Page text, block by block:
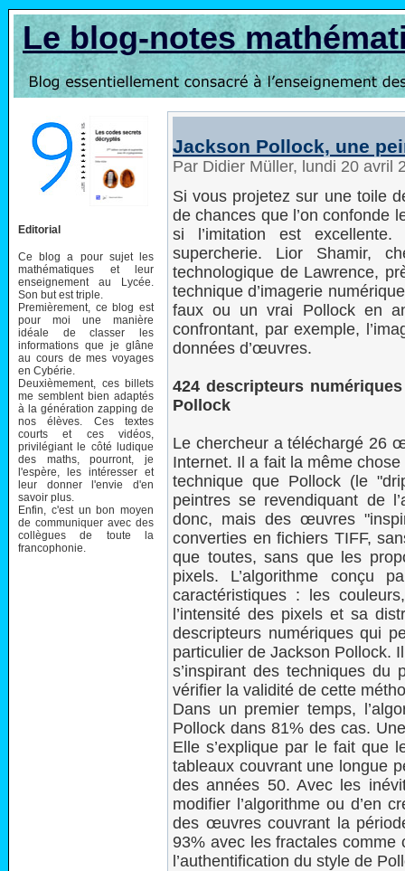
Le blog-notes
Editorial
Ce blog a pour sujet les
mathématiques et leur
enseignement au Lycée.
Son but est triple.
Premièrement, ce blog est
pour moi une manière
idéale de classer les
informations que je glâne
au cours de mes voyages
en Cybérie.
Deuxièmement, ces billets
me semblent bien adaptés
à la génération zapping de
nos élèves. Ces textes
courts et ces vidéos,
privilégiant le côté ludique
des maths, pourront, je
l'espère, les intéresser et
leur donner l'envie d'en
savoir plus.
Enfin, c'est un bon moyen
de communiquer avec des
collègues de toute la
francophonie.
Jackson Pollock, une
Par Didier Müller, lundi 20 avril
Si vous projetez sur une toile
de chances que l’on confonde
si l’imitation est excellente.
supercherie. Lior Shamir,
technologique de Lawrence,
technique d’imagerie
faux ou un vrai Pollock en
confrontant, par exemple,
données d’œuvres.
424 descripteurs
Pollock
Le chercheur a téléchargé 26
Internet. Il a fait la même
technique que Pollock (le
peintres se revendiquant de
donc, mais des œuvres
converties en fichiers TIFF,
que toutes, sans que les
pixels. L’algorithme conçu
caractéristiques : les
l’intensité des pixels et sa
descripteurs numériques qui
particulier de Jackson Pollock.
s’inspirant des techniques
vérifier la validité de cette
Dans un premier temps,
Pollock dans 81% des cas.
Elle s’explique par le fait que
tableaux couvrant une longue
des années 50. Avec les
modifier l’algorithme ou d’en
des œuvres couvrant la
93% avec les fractales
l’authentification du style de